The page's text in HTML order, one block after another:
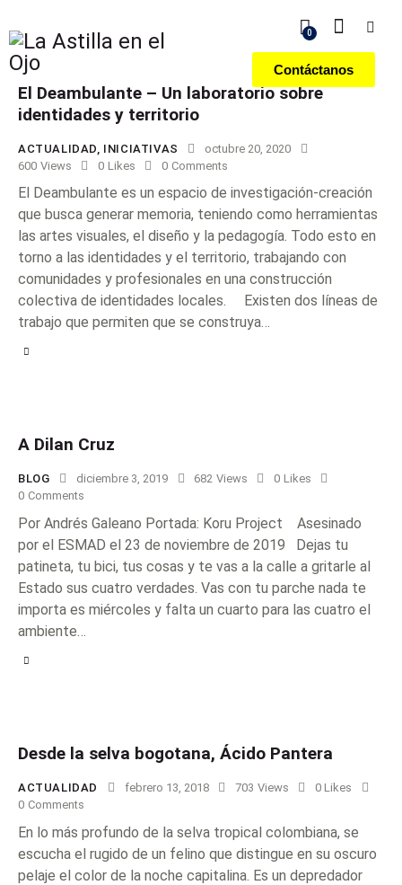
0
Contáctanos
El Deambulante – Un laboratorio sobre
identidades y territorio
ACTUALIDAD INICIATIVAS
octubre 20, 2020
600 Views 0 Likes 0 Comments
El Deambulante es un espacio de investigación-creación
que busca generar memoria, teniendo como herramientas
las artes visuales, el diseño y la pedagogía. Todo esto en
torno a las identidades y el territorio, trabajando con
comunidades y profesionales en una construcción
colectiva de identidades locales. Existen dos líneas de
trabajo que permiten que se construya…
A Dilan Cruz
BLOG diciembre 3, 2019 682 Views 0 Likes
0 Comments
Por Andrés Galeano Portada: Koru Project Asesinado
por el ESMAD el 23 de noviembre de 2019 Dejas tu
patineta, tu bici, tus cosas y te vas a la calle a gritarle al
Estado sus cuatro verdades. Vas con tu parche nada te
importa es miércoles y falta un cuarto para las cuatro el
ambiente…
Desde la selva bogotana, Ácido Pantera
ACTUALIDAD febrero 13, 2018 703 Views 0 Likes
0 Comments
En lo más profundo de la selva tropical colombiana, se
escucha el rugido de un felino que distingue en su oscuro
pelaje el color de la noche capitalina. Es un depredador